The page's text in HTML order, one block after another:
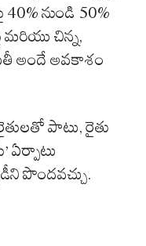
నుండి 50%
మరియు చిన్న,
అందే అవకాశం
రైతులతో పాటు, రైతు
ఏర్పాటు
పొందవచ్చు.